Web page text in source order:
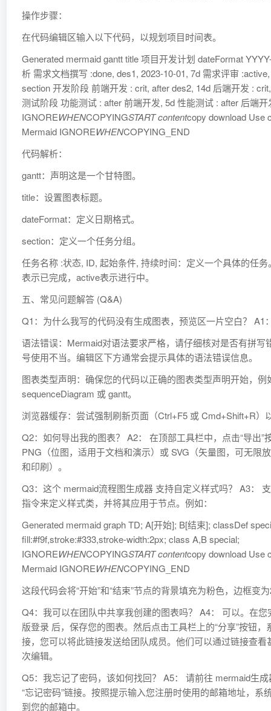
操作步骤：
在代码编辑区输入以下代码，以规划项目时间表。
Generated mermaid gantt title 项目开发计划 dateFormat
析 需求文档撰写 :done, des1, 2023-10-01, 7d 需求评审
section 开发阶段 前端开发 : crit, after des2, 14d 后端开发 :
测试阶段 功能测试 : after 前端开发, 5d 性能测试 : after 后端开
IGNOREWHENCOPYINGSTART contentcopy download Use
Mermaid IGNOREWHENCOPYING_END
代码解析：
gantt：声明这是一个甘特图。
title：设置图表标题。
dateFormat：定义日期格式。
section：定义一个任务分组。
任务名称 :状态, ID, 起始条件, 持续时间：定义一个具体的任
表示已完成，active表示进行中。
五、常见问题解答 (Q&A)
Q1：为什么我写的代码没有生成图表，预览区一片空白？ A1
语法错误：Mermaid对语法要求严格，请仔细核对是否有拼写
号使用不当。编辑区下方通常会提示具体的语法错误信息。
图表类型声明：确保您的代码以正确的图表类型声明开始，例
sequenceDiagram 或 gantt。
浏览器缓存：尝试强制刷新页面（Ctrl+F5 或 Cmd+Shift+R）
Q2：如何导出我的图表？ A2： 在顶部工具栏中，点击“导出”
PNG（位图，适用于文档和演示）或 SVG（矢量图，可无限
和印刷）。
Q3：这个 mermaid流程图生成器 支持自定义样式吗？ A3：
指令来定义样式类，并将其应用于节点。例如：
Generated mermaid graph TD; A[开始]; B[结束]; classDef
fill:#f9f,stroke:#333,stroke-width:2px; class A,B special;
IGNOREWHENCOPYINGSTART contentcopy download Use
Mermaid IGNOREWHENCOPYING_END
这段代码会将“开始”和“结束”节点的背景填充为粉色，边框变
Q4：我可以在团队中共享我创建的图表吗？ A4： 可以。在
版登录 后，保存您的图表。然后点击工具栏上的“分享”按钮
接，您可以将此链接发送给团队成员。他们可以通过链接查
次编辑。
Q5：我忘记了密码，该如何找回？ A5： 请前往 mermaid生
“忘记密码”链接。按照提示输入您注册时使用的邮箱地址，系
到您的邮箱中。